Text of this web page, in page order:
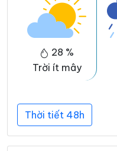
28 %
Trời ít mây
Thời tiết 48h